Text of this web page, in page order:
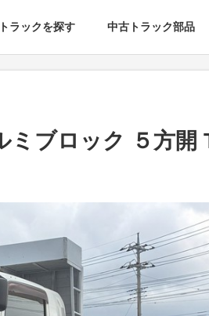
トラックを探す 中古トラック部品
ミブロック ５方開